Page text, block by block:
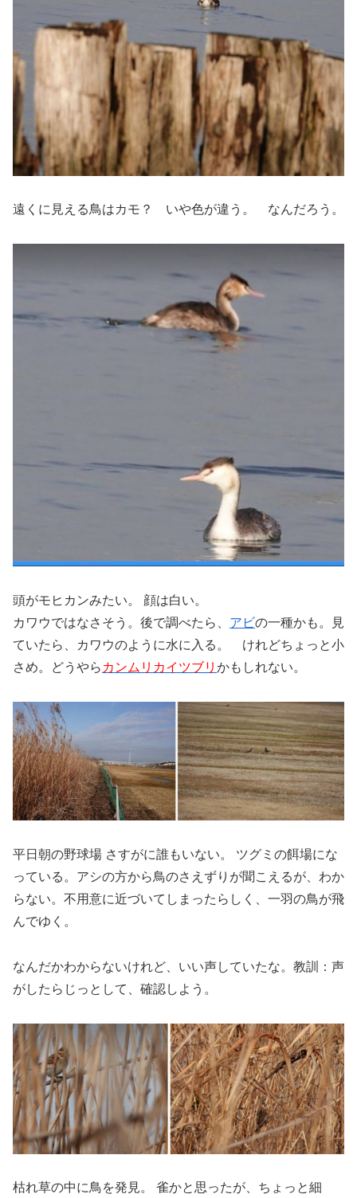
遠くに見える鳥はカモ？ いや色が違う。 なんだろう。
頭がモヒカンみたい。 顔は白い。
カワウではなさそう。後で調べたら、 アビの一種かも。見
ていたら、カワウのように水に入る。 けれどちょっと小
さめ。どうやら カンムリカイツブリ かもしれない。
平日朝の野球場 さすがに誰もいない。 ツグミの餌場にな
っている。アシの方から鳥のさえずりが聞こえるが、わか
らない。不用意に近づいてしまったらしく、一羽の鳥が飛
んでゆく。
なんだかわからないけれど、いい声していたな。教訓：声
がしたらじっとして、確認しよう。
枯れ草の中に鳥を発見。 雀かと思ったが、ちょっと細